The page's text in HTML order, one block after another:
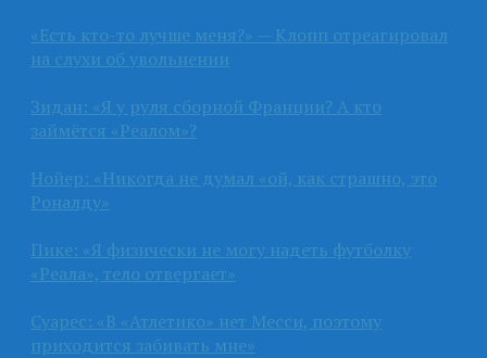
«Есть кто-то лучше меня?» — Клопп отреагировал
на слухи об увольнении
Зидан: «Я у руля сборной Франции? А кто
займётся «Реалом»?
Нойер: «Никогда не думал «ой, как страшно, это
Роналду»
Пике: «Я физически не могу надеть футболку
«Реала», тело отвергает»
Суарес: «В «Атлетико» нет Месси, поэтому
приходится забивать мне»